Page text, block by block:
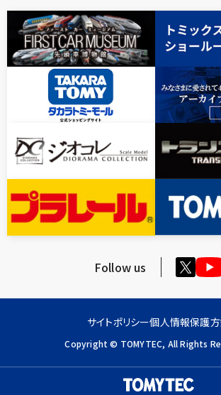
Follow us
サイトポリシー個人情報保護
Copyright © TOMYTEC, All Rights